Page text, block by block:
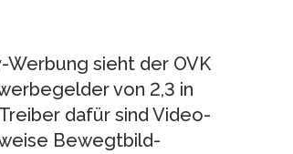
sieht der OVK
von 2,3 in
dafür sind Video-
Bewegtbild-